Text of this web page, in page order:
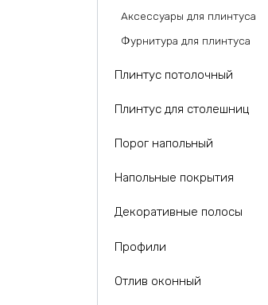
Аксессуары для плинтуса
Фурнитура для плинтуса
Плинтус потолочный
Плинтус для столешниц
Порог напольный
Напольные покрытия
Декоративные полосы
Профили
Отлив оконный